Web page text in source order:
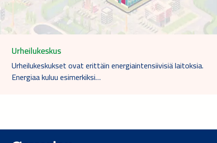
Urheilukeskus
Urheilukeskukset ovat erittäin energiaintensiivisiä laitoksia.
Energiaa kuluu esimerkiksi…